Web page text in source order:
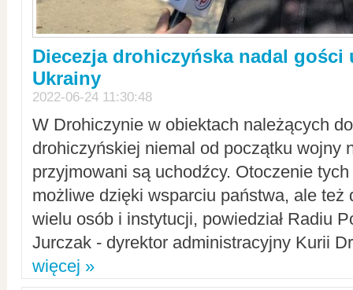
Diecezja drohiczyńska nadal gości
Ukrainy
2022-06-24 11:30:48
W Drohiczynie w obiektach należących
drohiczyńskiej niemal od początku wojny
przyjmowani są uchodźcy. Otoczenie
możliwe dzięki wsparciu państwa, ale też
wielu osób i instytucji, powiedział Radiu
Jurczak - dyrektor administracyjny Kurii
więcej »